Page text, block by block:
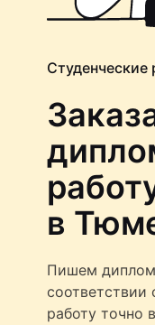
Студенческие
в
Пишем
соответствии
работу точно